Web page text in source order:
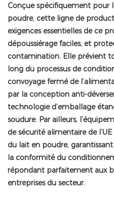
Conçue spécifiquement
poudre, cette ligne de
exigences essentielles de ce
dépoussiérage faciles, et
contamination. Elle prévient
long du processus de
convoyage fermé de
par la conception anti-
technologie d’emballage
soudure. Par ailleurs,
de sécurité alimentaire de
du lait en poudre,
la conformité du
répondant parfaitement aux
entreprises du secteur.